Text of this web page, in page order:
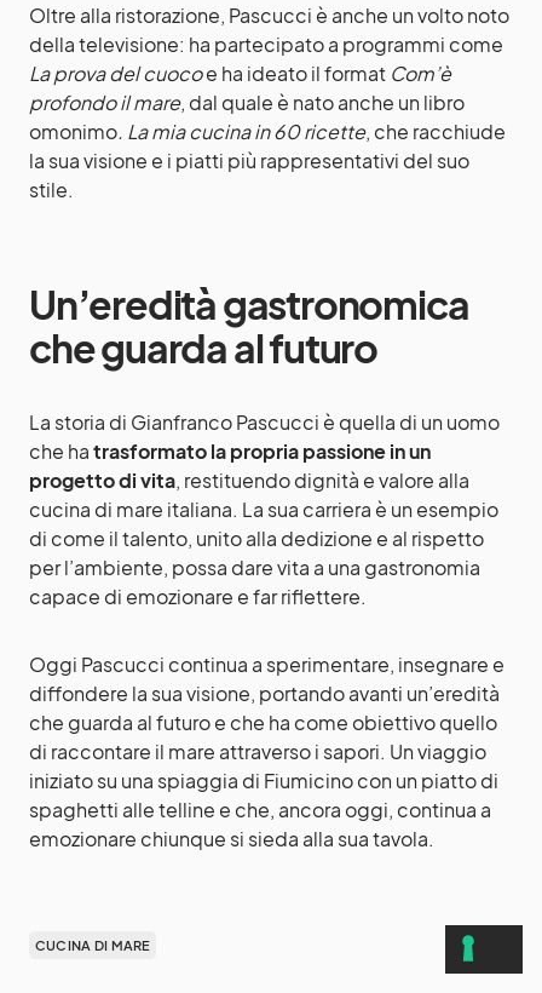
Oltre alla ristorazione, Pascucci è anche un volto noto
della televisione: ha partecipato a programmi come
La prova del cuocoe ha ideato il format Com’è
profondo il mare, dal quale è nato anche un libro
omonimo. La mia cucina in 60 ricette, che racchiude
la sua visione e i piatti più rappresentativi del suo
stile.
Un’eredità gastronomica
che guarda al futuro
La storia di Gianfranco Pascucci è quella di un uomo
che hatrasformato la propria passione in un
progetto di vita, restituendo dignità e valore alla
cucina di mare italiana. La sua carriera è un esempio
di come il talento, unito alla dedizione e al rispetto
per l’ambiente, possa dare vita a una gastronomia
capace di emozionare e far riflettere.
Oggi Pascucci continua a sperimentare, insegnare e
diffondere la sua visione, portando avanti un’eredità
che guarda al futuro e che ha come obiettivo quello
di raccontare il mare attraverso i sapori. Un viaggio
iniziato su una spiaggia di Fiumicino con un piatto di
spaghetti alle telline e che, ancora oggi, continua a
emozionare chiunque si sieda alla sua tavola.
CUCINA DI MARE